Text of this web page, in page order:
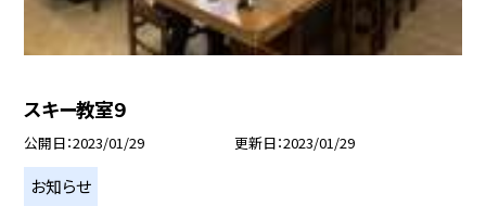
スキー教室９
公開日 2023/01/29 更新日 2023/01/29
お知らせ